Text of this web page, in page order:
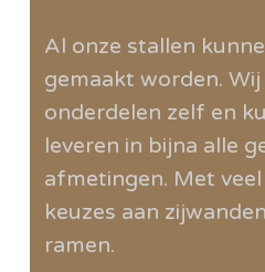
Al onze stallen
gemaakt worden.
onderdelen zelf en
leveren in bijna alle
afmetingen. Met
keuzes aan
ramen.